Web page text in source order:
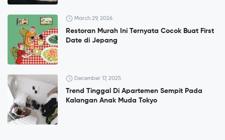
March 29, 2026
Restoran Murah Ini Ternyata Cocok Buat First
Date di Jepang
December 17, 2025
Trend Tinggal Di Apartemen Sempit Pada
Kalangan Anak Muda Tokyo